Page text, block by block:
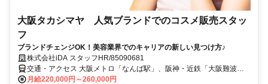
大阪タカシマヤ 人気ブランドでのコスメ販売スタッ
フ
ブランドチェンジOK！美容業界でのキャリアの新しい見つけ方♪
株式会社iDA スタッフHR/85090681
交通・アクセス 大阪メトロ「なんば駅」、阪神・近鉄「大阪難波
駅」、南海「なんば駅」直結
月給220,000円～260,000円